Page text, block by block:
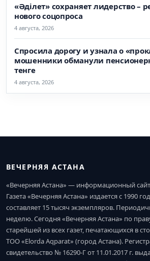
«Әділет» сохраняет лидерство –
нового соцопроса
4 августа, 2026
Спросила дорогу и узнала о
мошенники обманули
тенге
4 августа, 2026
ВЕЧЕРНЯЯ АСТАНА
«Вечерняя Астана» — информационный
Газета «Вечерняя Астана» издается с 1990
составляет 15 тысяч экземпляров.
неделю. Сегодня «Вечерняя Астана» по
старейшей из всех газет, печатающихся в
ТОО «Elorda Aqparat» (город Астана).
свидетельство № 16290-Г от 11.01.2017 г.